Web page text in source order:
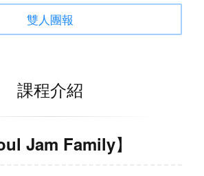
雙人團報
課程介紹
Jam Family】